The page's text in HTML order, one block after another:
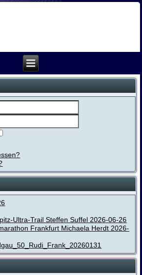
Ultra-Trail Steffen Suffel 2026-06-26
Frankfurt Michaela Herdt 2026-